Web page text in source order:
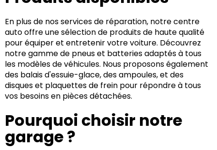
En plus de nos services de réparation, notre centre
auto offre une sélection de produits de haute qualité
pour équiper et entretenir votre voiture. Découvrez
notre gamme de pneus et batteries adaptés à tous
les modèles de véhicules. Nous proposons également
des balais d'essuie-glace, des ampoules, et des
disques et plaquettes de frein pour répondre à tous
vos besoins en pièces détachées.
Pourquoi choisir notre
garage ?